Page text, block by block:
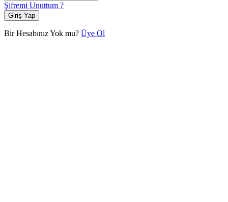
Şifremi Unuttum ?
Giriş Yap
Bir Hesabınız Yok mu? Üye Ol